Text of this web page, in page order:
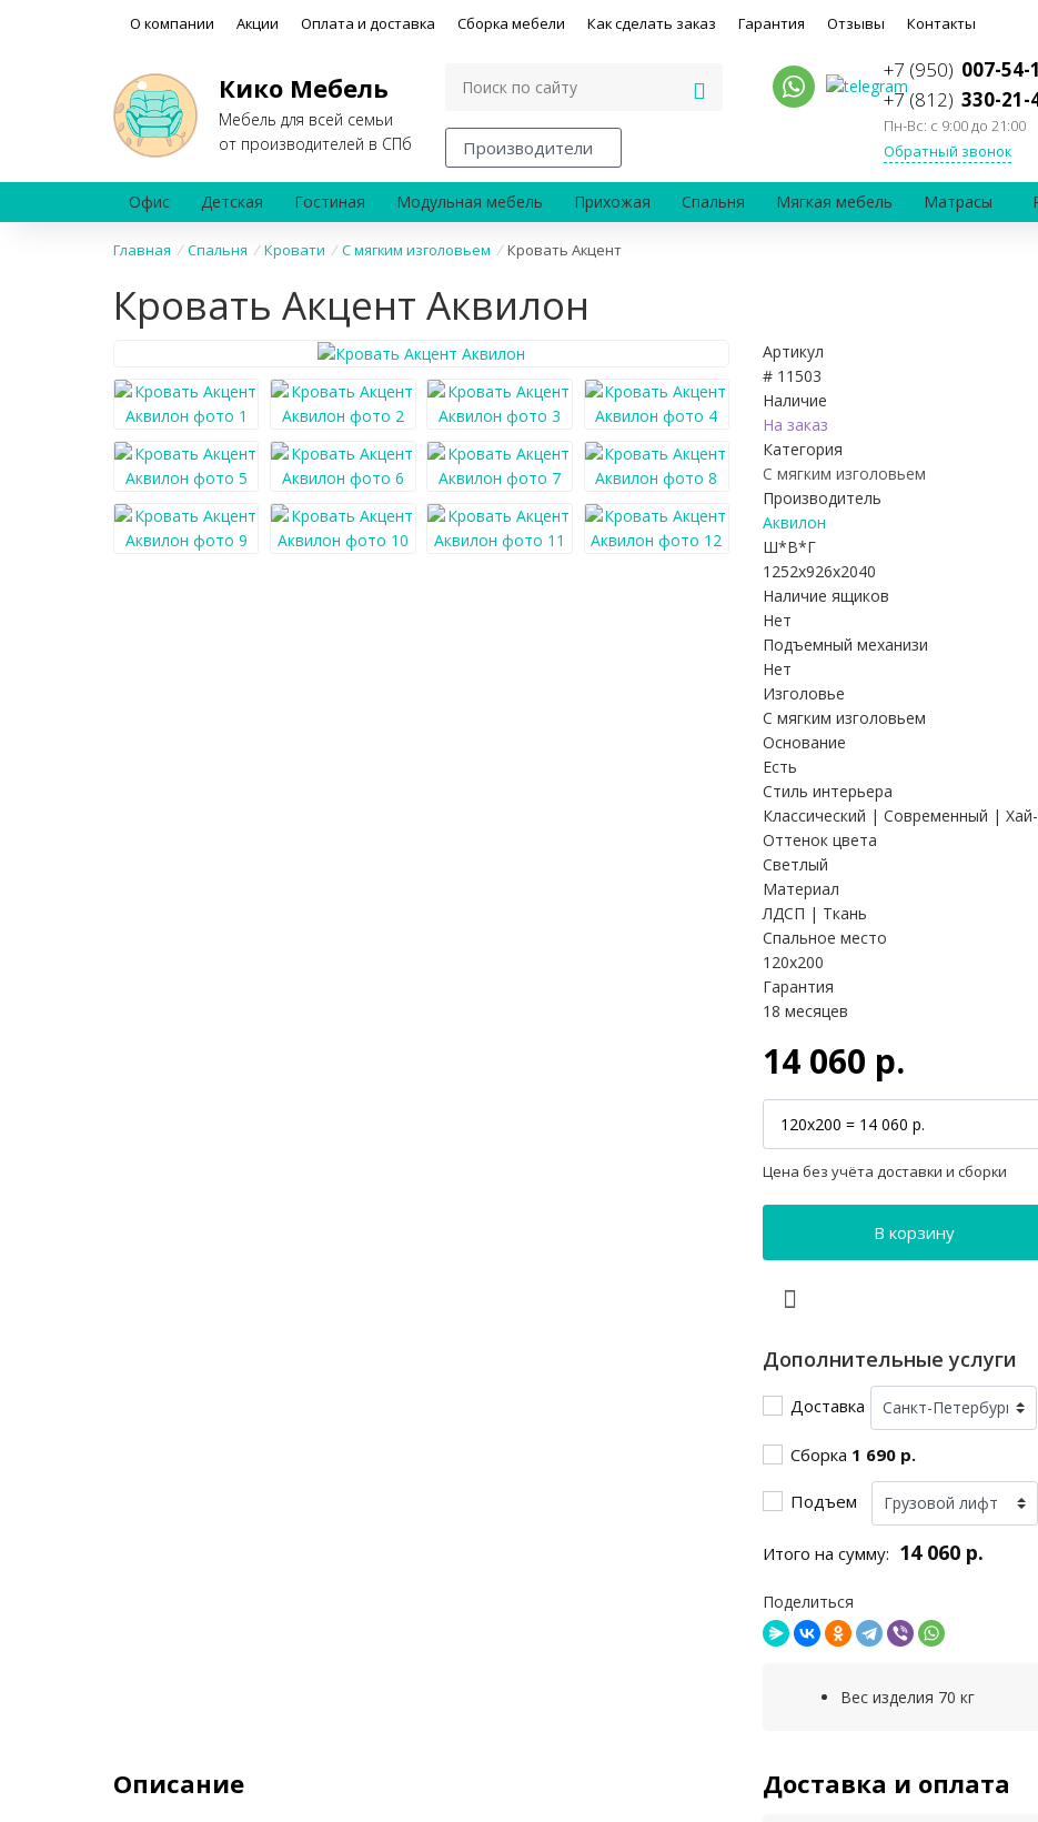
О компании Акции Оплата и доставка Сборка мебели Как сделать заказ Гарантия Отзывы Контакты
Кико Мебель
Мебель для всей семьи
от производителей в СПб
Производители
+7 (950) 007-54-
+7 (812) 330-21-
Пн-Вс: с 9:00 до 21:00
Обратный звонок
Офис Детская Гостиная Модульная мебель Прихожая Спальня Мягкая мебель Матрасы
Главная / Спальня / Кровати / С мягким изголовьем / Кровать Акцент
Кровать Акцент Аквилон
Артикул
# 11503
Наличие
На заказ
Категория
С мягким изголовьем
Производитель
Аквилон
Ш*В*Г
1252x926x2040
Наличие ящиков
Нет
Подъемный механизи
Нет
Изголовье
С мягким изголовьем
Основание
Есть
Стиль интерьера
Классический | Современный |
Оттенок цвета
Светлый
Материал
ЛДСП | Ткань
Спальное место
120х200
Гарантия
18 месяцев
14 060 р.
Цена без учёта доставки и сборки
В корзину
Дополнительные услуги
Доставка
Сборка 1 690 р.
Подъем
Итого на сумму: 14 060 р.
Поделиться
Вес изделия 70 кг
Описание Доставка и оплата